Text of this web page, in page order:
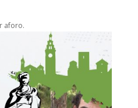
aforo.